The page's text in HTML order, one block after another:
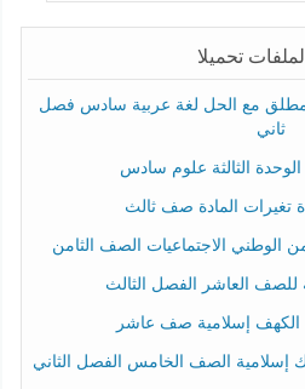
تحميلا
مع الحل لغة عربية سادس فصل
ثاني
الثالثة علوم سادس
تغيرات المادة صف ثالث
الوطني الاجتماعيات الصف الثامن
للصف العاشر الفصل الثالث
إسلامية صف عاشر
الصف الخامس الفصل الثاني